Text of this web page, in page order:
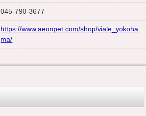
045-790-3677
https://www.aeonpet.com/shop/viale_yokoha
ma/